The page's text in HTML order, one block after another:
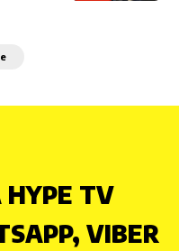
HYPE TV
VIBER